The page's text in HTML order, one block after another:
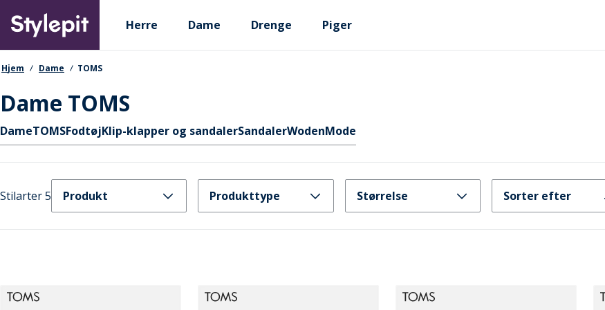
main
content
Primary departments
Herre Dame Drenge Piger
navigationssti
Hjem Dame TOMS
Dame TOMS
Hurtige links
DameTOMSFodtøjKlip-klapper og sandalerSandalerWodenMode
Stilarter 5 Produkt Produkttype Størrelse Sorter efter